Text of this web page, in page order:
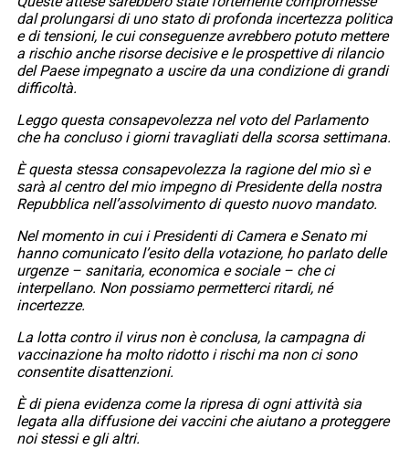
dal prolungarsi di uno stato di profonda incertezza politica
e di tensioni, le cui conseguenze avrebbero potuto mettere
a rischio anche risorse decisive e le prospettive di rilancio
del Paese impegnato a uscire da una condizione di grandi
difficoltà.
Leggo questa consapevolezza nel voto del Parlamento
che ha concluso i giorni travagliati della scorsa settimana.
È questa stessa consapevolezza la ragione del mio sì e
sarà al centro del mio impegno di Presidente della nostra
Repubblica nell’assolvimento di questo nuovo mandato.
Nel momento in cui i Presidenti di Camera e Senato mi
hanno comunicato l’esito della votazione, ho parlato delle
urgenze – sanitaria, economica e sociale – che ci
interpellano. Non possiamo permetterci ritardi, né
incertezze.
La lotta contro il virus non è conclusa, la campagna di
vaccinazione ha molto ridotto i rischi ma non ci sono
consentite disattenzioni.
È di piena evidenza come la ripresa di ogni attività sia
legata alla diffusione dei vaccini che aiutano a proteggere
noi stessi e gli altri.